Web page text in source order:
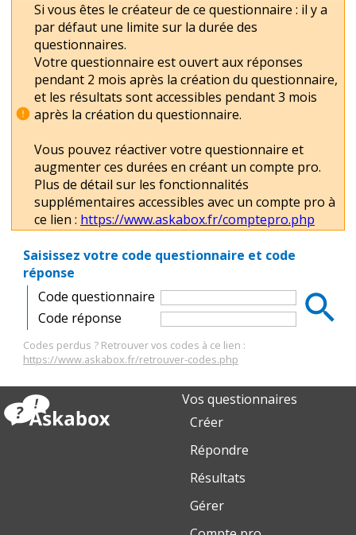
Si vous êtes le créateur de ce questionnaire : il y a
par défaut une limite sur la durée des
questionnaires.
Votre questionnaire est ouvert aux réponses
pendant 2 mois après la création du questionnaire,
et les résultats sont accessibles pendant 3 mois
après la création du questionnaire.
Vous pouvez réactiver votre questionnaire et
augmenter ces durées en créant un compte pro.
Plus de détail sur les fonctionnalités
supplémentaires accessibles avec un compte pro à
ce lien : https://www.askabox.fr/comptepro.php
Saisissez votre code questionnaire et code
réponse
Code questionnaire
Code réponse
Codes perdus ? Retrouver vos codes à ce lien :
https://www.askabox.fr/retrouver-codes.php
Vos questionnaires
Créer
Répondre
Résultats
Gérer